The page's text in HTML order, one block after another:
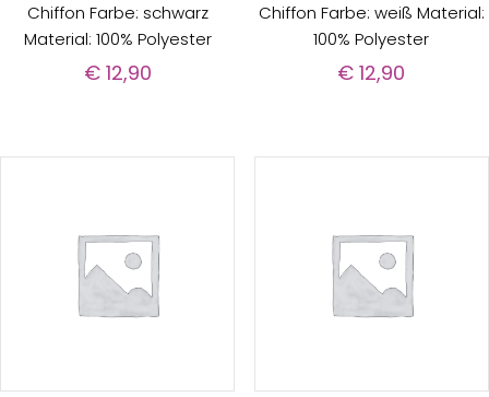
Chiffon Farbe: schwarz
Material: 100% Polyester
€12,90
Chiffon Farbe: weiß Material:
100% Polyester
€ 12,90